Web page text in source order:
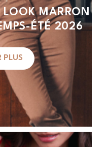
LOOK MARRON
ÉTÉ 2026
PLUS